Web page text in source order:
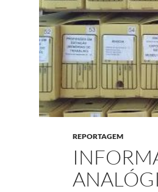
REPORTAGEM